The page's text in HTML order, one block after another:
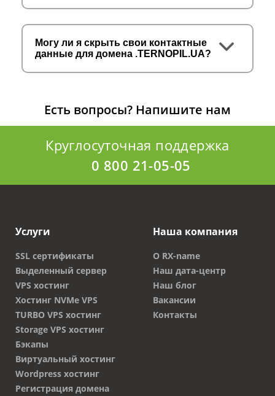
Могу ли я скрыть свои контактные
данные для домена .TERNOPIL.UA?
Есть вопросы? Напишите нам
Круглосуточная поддержка
0 800 21-05-05
Услуги
SSL сертификаты
Выделенный сервер
VPS хостинг
Хостинг NVMe VPS
TURBO VPS хостинг
Storage VPS хостинг
Бэкапы
Виртуальный хостинг
Wordpress хостинг
Регистрация домена
Наша компания
О RX-name
Наш дата-центр
Наш блог
Вакансии
Контакты